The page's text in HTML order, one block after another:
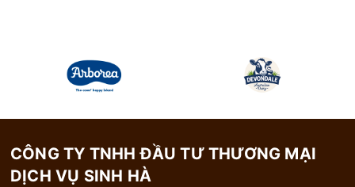
CÔNG TY TNHH ĐẦU TƯ THƯƠNG MẠI
DỊCH VỤ SINH HÀ